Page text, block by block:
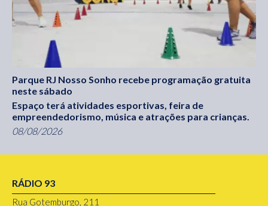
Parque RJ Nosso Sonho recebe programação gratuita
neste sábado
Espaço terá atividades esportivas, feira de
empreendedorismo, música e atrações para crianças.
08/08/2026
RÁDIO 93
Rua Gotemburgo, 211